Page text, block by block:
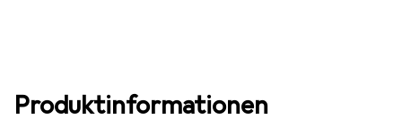
Produktinformationen